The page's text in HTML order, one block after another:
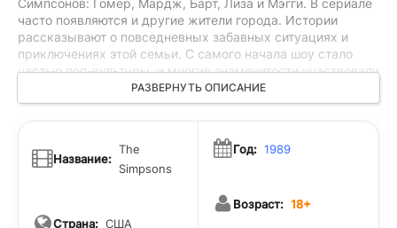
Симпсонов: Гомер, Мардж, Барт, Лиза и Мэгги. В сериале
часто появляются и другие жители города. Истории
рассказывают о повседневных забавных ситуациях и
приключениях этой семьи. С самого начала шоу стало
частью поп-культуры, и многие знаменитости участвовали
в нем в качестве приглашённых гостей. Сериал известен
своим смелым и ироничным взглядом на политику, СМИ и
РАЗВЕРНУТЬ ОПИСАНИЕ
Название:
The
Simpsons
Страна: США
Год: 1989
Возраст: 18+